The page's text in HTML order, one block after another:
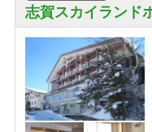
志賀スカイランド